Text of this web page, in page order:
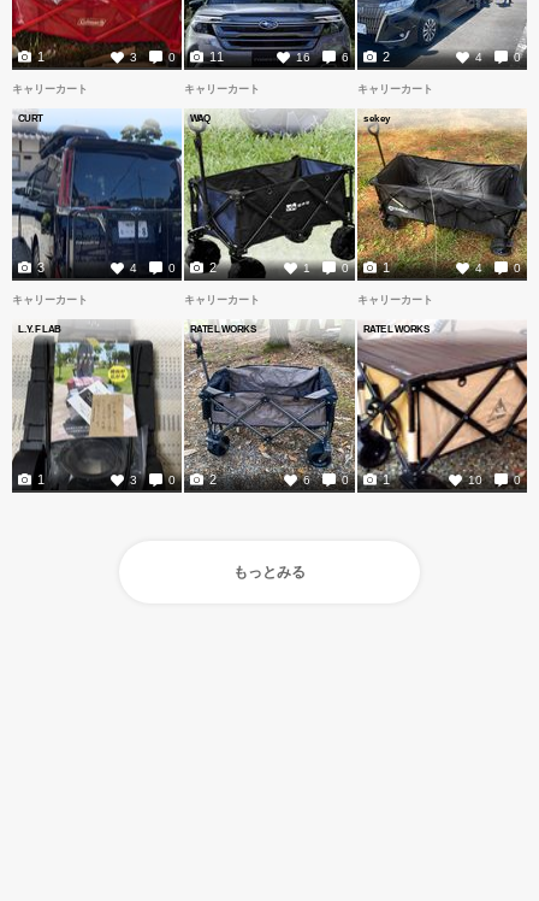
3 0
1 16 6
11 4 0
2
キャリーカート
CURT
4 0
3
キャリーカート
WAQ
1 0
2
キャリーカート
sekey
4 0
1
キャリーカート
L.Y.F LAB
3 0
1
キャリーカート
RATEL WORKS
6 0
2
キャリーカート
RATEL WORKS
10 0
1
もっとみる